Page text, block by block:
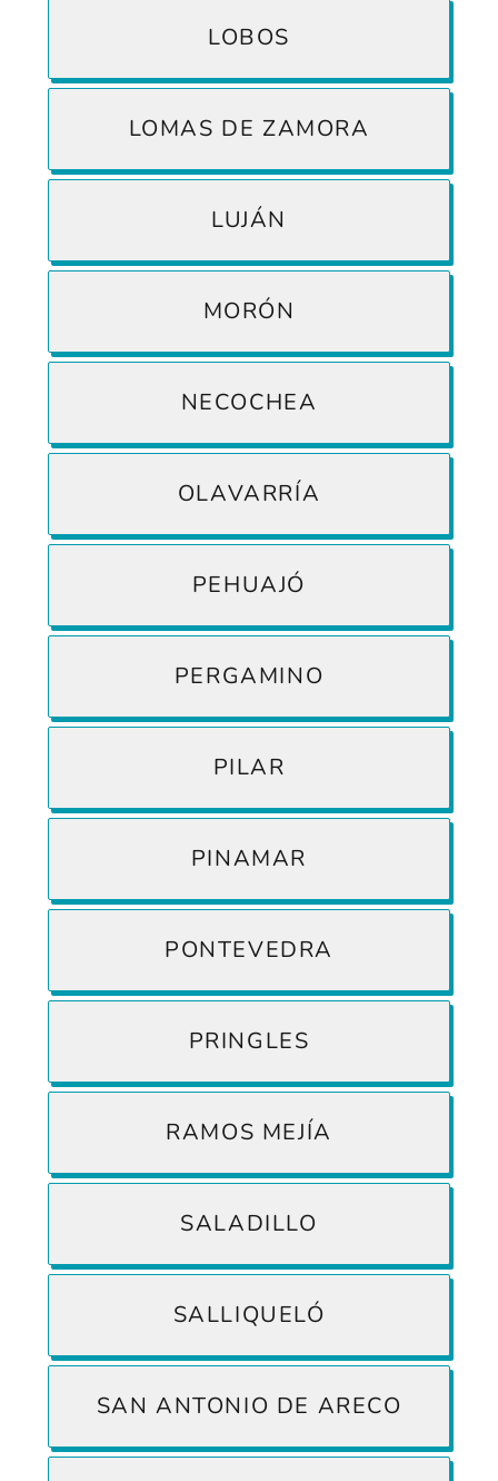
LOBOS
LOMAS DE ZAMORA
LUJÁN
MORÓN
NECOCHEA
OLAVARRÍA
PEHUAJÓ
PERGAMINO
PILAR
PINAMAR
PONTEVEDRA
PRINGLES
RAMOS MEJÍA
SALADILLO
SALLIQUELÓ
SAN ANTONIO DE ARECO